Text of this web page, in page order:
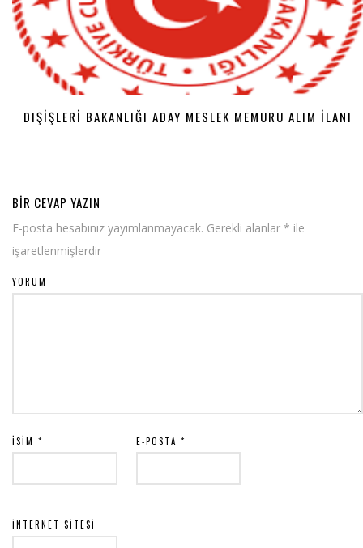
DIŞIŞLERI BAKANLIĞI ADAY MESLEK MEMURU ALIM İLANI
BIR CEVAP YAZIN
E-posta hesabınız yayımlanmayacak. Gerekli alanlar * ile
işaretlenmişlerdir
YORUM
İSIM * E-POSTA *
İNTERNET SITESI